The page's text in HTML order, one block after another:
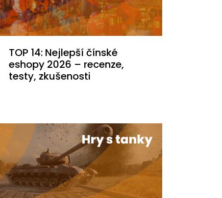
TOP 14: Nejlepší čínské
eshopy 2026 – recenze,
testy, zkušenosti